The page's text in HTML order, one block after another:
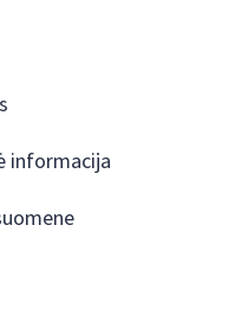
informacija